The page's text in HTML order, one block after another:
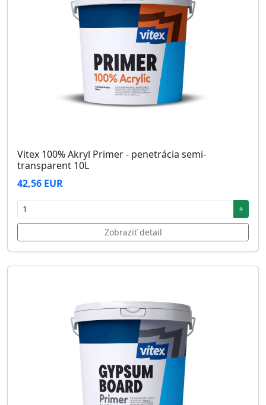
Vitex 100% Akryl Primer - penetrácia semi-
transparent 10L
42,56 EUR
+
Zobraziť detail